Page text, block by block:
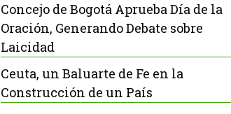
Concejo de Bogotá Aprueba Día de la
Oración, Generando Debate sobre
Laicidad
Ceuta, un Baluarte de Fe en la
Construcción de un País